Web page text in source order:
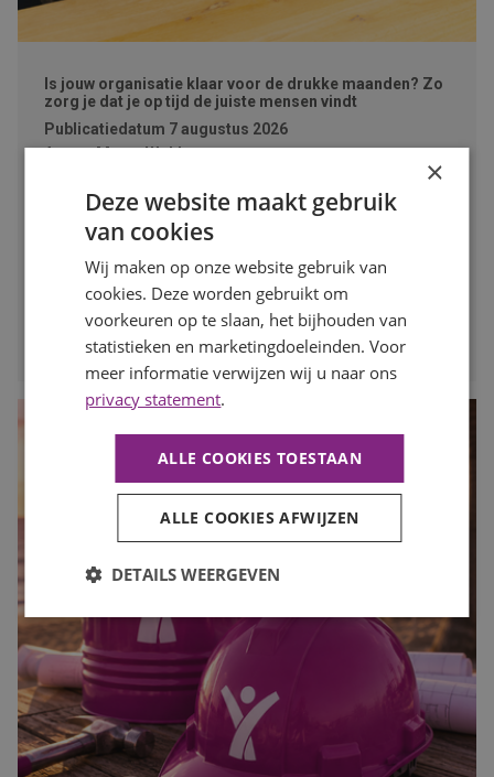
Is jouw organisatie klaar voor de drukke maanden? Zo
zorg je dat je op tijd de juiste mensen vindt
Publicatiedatum 7 augustus 2026
AuteurMayra Wokke
Na de zomervakantie komt de arbeidsmarkt weer volop in
beweging. Voor werkgevers is dit hét moment om vooruit
te kijken en op tijd in te spelen op de personeelsbehoefte
vroeg starten met werven het verschil kan maken.
LEES MEER
×
Deze website maakt gebruik
van cookies
Wij maken op onze website gebruik van
cookies. Deze worden gebruikt om
voorkeuren op te slaan, het bijhouden van
statistieken en marketingdoeleinden. Voor
meer informatie verwijzen wij u naar ons
privacy statement.
ALLE COOKIES TOESTAAN
ALLE COOKIES AFWIJZEN
DETAILS WEERGEVEN